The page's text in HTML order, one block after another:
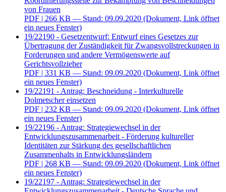
von Frauen
PDF | 266 KB — Stand: 09.09.2020 (Dokument, Link öffnet
ein neues Fenster)
19/22190 - Gesetzentwurf: Entwurf eines Gesetzes zur
Übertragung der Zuständigkeit für Zwangsvollstreckungen in
Forderungen und andere Vermögenswerte auf
Gerichtsvollzieher
PDF | 331 KB — Stand: 09.09.2020 (Dokument, Link öffnet
ein neues Fenster)
19/22191 - Antrag: Beschneidung - Interkulturelle
Dolmetscher einsetzen
PDF | 232 KB — Stand: 09.09.2020 (Dokument, Link öffnet
ein neues Fenster)
19/22196 - Antrag: Strategiewechsel in der
Entwicklungszusammenarbeit - Förderung kultureller
Identitäten zur Stärkung des gesellschaftlichen
Zusammenhalts in Entwicklungsländern
PDF | 268 KB — Stand: 09.09.2020 (Dokument, Link öffnet
ein neues Fenster)
19/22197 - Antrag: Strategiewechsel in der